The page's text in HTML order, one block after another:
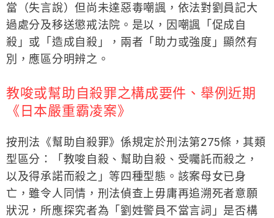
當（失言說）但尚未達惡毒嘲諷，依法對劉員記大
過處分及移送懲戒法院。是以，因嘲諷「促成自
殺」或「造成自殺」，兩者「助力或強度」顯然有
別，應區分明辨之。
教唆或幫助自殺罪之構成要件、舉例近期
《日本嚴重霸凌案》
按刑法《幫助自殺罪》係規定於刑法第275條，其類
型區分：「教唆自殺、幫助自殺、受囑託而殺之，
以及得承諾而殺之」等四種型態。該案母女已身
亡，雖令人同情，刑法偵查上毋庸再追溯死者意願
狀況，所應探究者為「劉姓警員不當言詞」是否構